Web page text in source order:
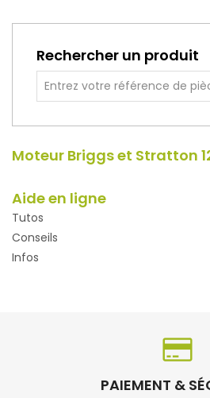
Rechercher un produit
Moteur Briggs et Stratton
Aide en ligne
Tutos
Conseils
Infos
PAIEMENT &